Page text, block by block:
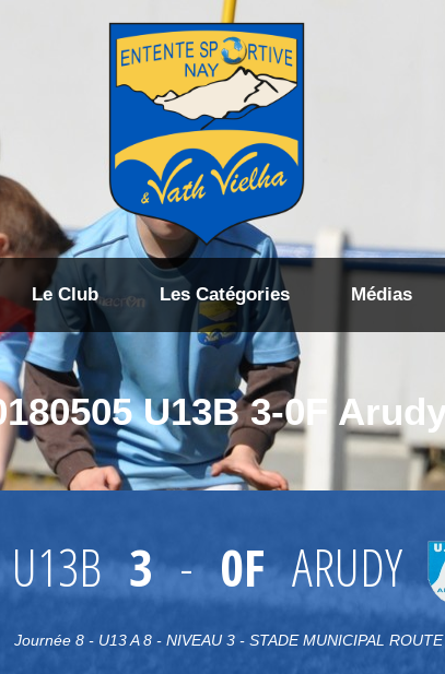
Le Club Les Catégories Médias
U13B 3-0F
U13B 3 - 0F ARUDY
Journée 8 - U13 A 8 - NIVEAU 3 - STADE MUNICIPAL